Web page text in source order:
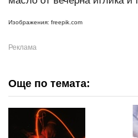
Изображения: freepik.com
Още по темата: